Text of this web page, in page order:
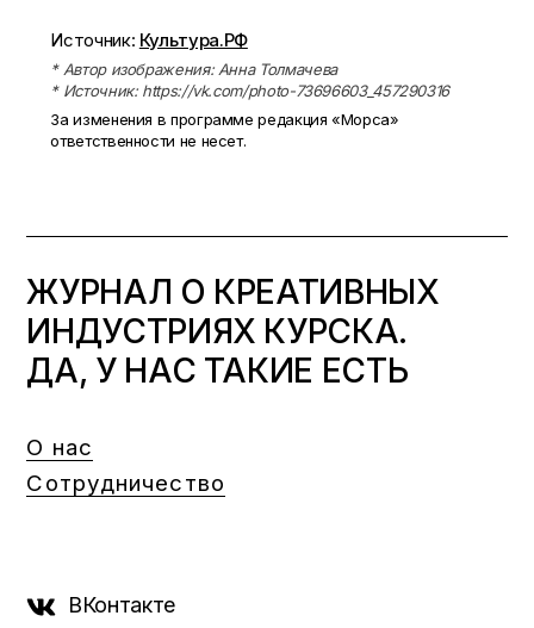
Источник: Культура.РФ
* Автор изображения: Анна Толмачева
* Источник: https://vk.com/photo-73696603_457290316
За изменения в программе редакция «Морса»
ответственности не несет.
ЖУРНАЛ О КРЕАТИВНЫХ
ИНДУСТРИЯХ КУРСКА.
ДА, У НАС ТАКИЕ ЕСТЬ
О нас
Сотрудничество
ВКонтакте